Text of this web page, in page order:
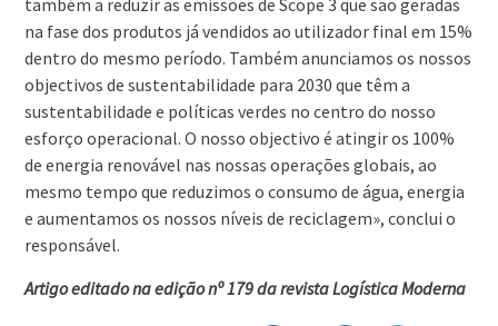
também a reduzir as emissões de Scope 3 que são geradas
na fase dos produtos já vendidos ao utilizador final em 15%
dentro do mesmo período. Também anunciamos os nossos
objectivos de sustentabilidade para 2030 que têm a
sustentabilidade e políticas verdes no centro do nosso
esforço operacional. O nosso objectivo é atingir os 100%
de energia renovável nas nossas operações globais, ao
mesmo tempo que reduzimos o consumo de água, energia
e aumentamos os nossos níveis de reciclagem», conclui o
responsável.
Artigo editado na edição nº 179 da revista Logística Moderna